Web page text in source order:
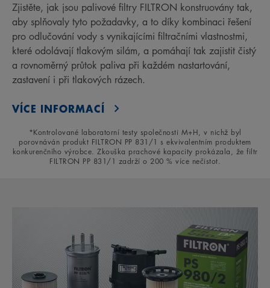
Zjistěte, jak jsou palivové filtry FILTRON konstruovány tak,
aby splňovaly tyto požadavky, a to díky kombinaci řešení
pro odlučování vody s vynikajícími filtračními vlastnostmi,
které odolávají tlakovým silám, a pomáhají tak zajistit čistý
a rovnoměrný průtok paliva při každém nastartování,
zastavení i při tlakových rázech.
VÍCE INFORMACÍ
*Kontrolované laboratorní testy společnosti M+H, v nichž byl
porovnáván produkt FILTRON PP 831/1 s ekvivalentním produktem
konkurenčního výrobce. Zkouška prachové kapacity prokázala, že filtr
FILTRON PP 831/1 zadrží o 200 % více nečistot.